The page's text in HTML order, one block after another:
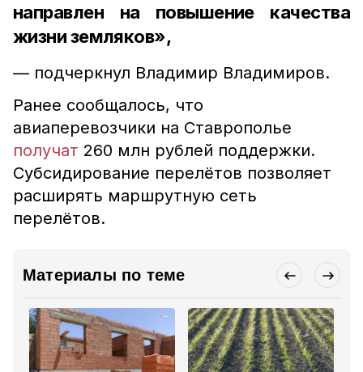
направлен на повышение качества
жизни земляков»,
— подчеркнул Владимир Владимиров.
Ранее сообщалось, что
авиаперевозчики на Ставрополье
получат 260 млн рублей поддержки.
Субсидирование перелётов позволяет
расширять маршрутную сеть
перелётов.
Материалы по теме